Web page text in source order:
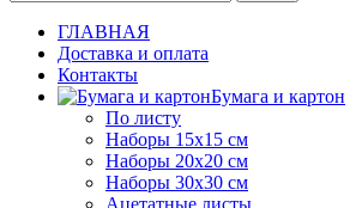
ГЛАВНАЯ
Доставка и оплата
Контакты
Бумага и картон
По листу
Наборы 15х15 см
Наборы 20х20 см
Наборы 30х30 см
Ацетатные листы